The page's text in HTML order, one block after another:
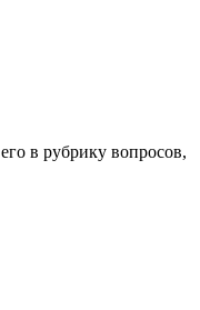
в рубрику вопросов,